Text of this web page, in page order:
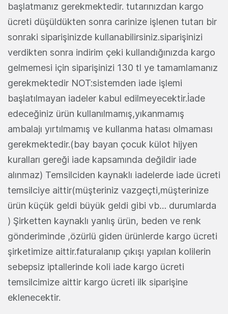
başlatmanız gerekmektedir. tutarınızdan kargo
ücreti düşüldükten sonra carinize işlenen tutarı bir
sonraki siparişinizde kullanabilirsiniz.siparişinizi
verdikten sonra indirim çeki kullandığınızda kargo
gelmemesi için siparişinizi 130 tl ye tamamlamanız
gerekmektedir NOT:sistemden iade işlemi
başlatılmayan iadeler kabul edilmeyecektir.İade
edeceğiniz ürün kullanılmamış,yıkanmamış
ambalajı yırtılmamış ve kullanma hatası olmaması
gerekmektedir.(bay bayan çocuk külot hijyen
kuralları gereği iade kapsamında değildir iade
alınmaz) Temsilciden kaynaklı iadelerde iade ücreti
temsilciye aittir(müşteriniz vazgeçti,müşterinize
ürün küçük geldi büyük geldi gibi vb… durumlarda
) Şirketten kaynaklı yanlış ürün, beden ve renk
gönderiminde ,özürlü giden ürünlerde kargo ücreti
şirketimize aittir.faturalanıp çıkışı yapılan kolilerin
sebepsiz iptallerinde koli iade kargo ücreti
temsilcimize aittir kargo ücreti ilk siparişine
eklenecektir.